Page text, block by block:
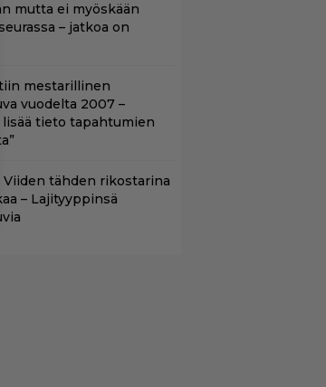
mutta ei myöskään
– jatkoa on
mestarillinen
vuodelta 2007 –
lisää tieto tapahtumien
Viiden tähden rikostarina
– Lajityyppinsä